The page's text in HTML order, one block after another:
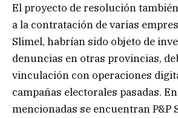
El proyecto de resolución
a la contratación de varias
Slimel, habrían sido objeto de
denuncias en otras provincias,
vinculación con operaciones
campañas electorales pasadas.
mencionadas se encuentran P&P